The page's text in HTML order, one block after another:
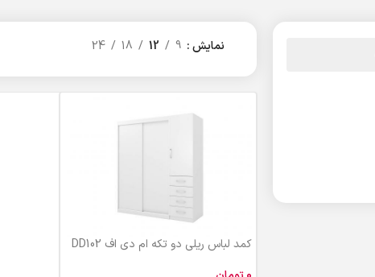
نمایش 9
12
18
24
کمد لباس ریلی دو تکه ام دی اف DD102